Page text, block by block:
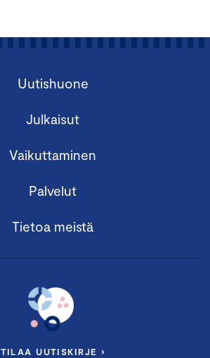
Uutishuone
Julkaisut
Vaikuttaminen
Palvelut
Tietoa meistä
TILAA UUTISKIRJE ›